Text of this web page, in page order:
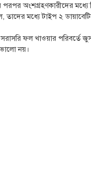
অংশগ্রহণকারীদের মধ্যে
মধ্যে টাইপ ২
ফল খাওয়ার পরিবর্তে
নয়।